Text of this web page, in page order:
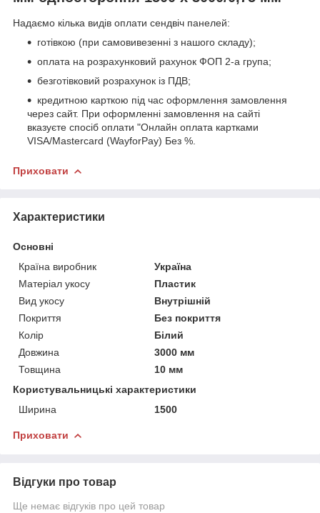
Надаємо кілька видів оплати сендвіч панелей:
готівкою (при самовивезенні з нашого складу);
оплата на розрахунковий рахунок ФОП 2-а група;
безготівковий розрахунок із ПДВ;
кредитною карткою під час оформлення замовлення
через сайт. При оформленні замовлення на сайті
вказуєте спосіб оплати "Онлайн оплата картками
VISA/Mastercard (WayforPay) Без %.
Приховати
Характеристики
Основні
Країна виробник
Україна
Матеріал укосу
Пластик
Вид укосу
Внутрішній
Покриття
Без покриття
Колір
Білий
Довжина
3000 мм
Товщина
10 мм
Користувальницькі характеристики
Ширина
1500
Приховати
Відгуки про товар
Ще немає відгуків про цей товар